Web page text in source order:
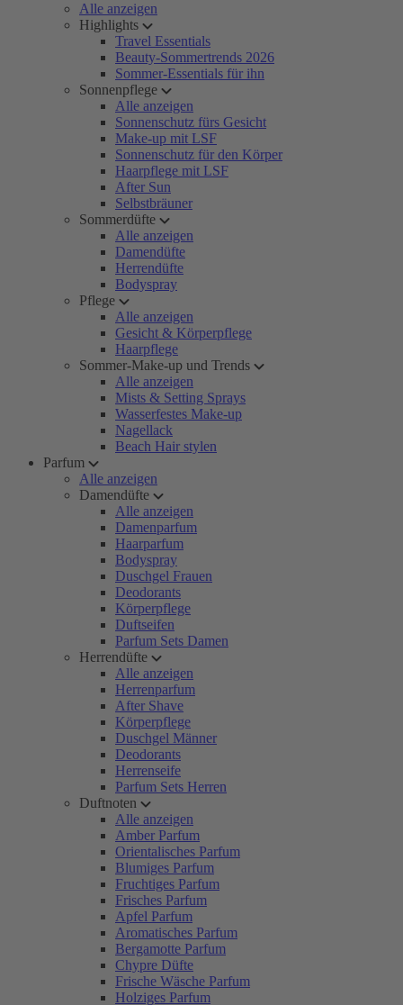
Alle anzeigen
Highlights
Travel Essentials
Beauty-Sommertrends 2026
Sommer-Essentials für ihn
Sonnenpflege
Alle anzeigen
Sonnenschutz fürs Gesicht
Make-up mit LSF
Sonnenschutz für den Körper
Haarpflege mit LSF
After Sun
Selbstbräuner
Sommerdüfte
Alle anzeigen
Damendüfte
Herrendüfte
Bodyspray
Pflege
Alle anzeigen
Gesicht & Körperpflege
Haarpflege
Sommer-Make-up und Trends
Alle anzeigen
Mists & Setting Sprays
Wasserfestes Make-up
Nagellack
Beach Hair stylen
Parfum
Alle anzeigen
Damendüfte
Alle anzeigen
Damenparfum
Haarparfum
Bodyspray
Duschgel Frauen
Deodorants
Körperpflege
Duftseifen
Parfum Sets Damen
Herrendüfte
Alle anzeigen
Herrenparfum
After Shave
Körperpflege
Duschgel Männer
Deodorants
Herrenseife
Parfum Sets Herren
Duftnoten
Alle anzeigen
Amber Parfum
Orientalisches Parfum
Blumiges Parfum
Fruchtiges Parfum
Frisches Parfum
Apfel Parfum
Aromatisches Parfum
Bergamotte Parfum
Chypre Düfte
Frische Wäsche Parfum
Holziges Parfum